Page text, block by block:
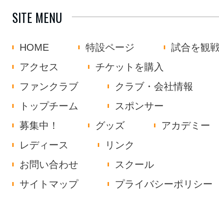
SITE MENU
HOME 特設ページ
試合を観
アクセス
チケットを購入
ファンクラブ
クラブ・会社情報
トップチーム
スポンサー
募集中！
グッズ
アカデミー
レディース
リンク
お問い合わせ
スクール
サイトマップ
プライバシーポリシー